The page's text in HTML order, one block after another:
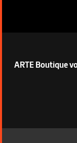
ARTE Boutique